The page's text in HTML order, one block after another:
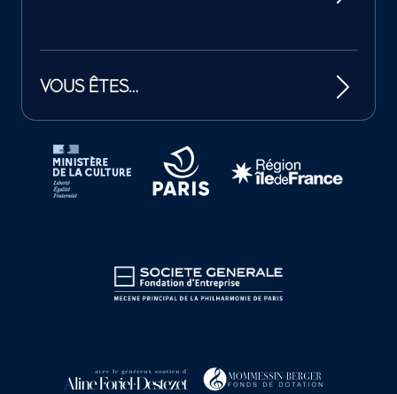
VOUS ÊTES…
Tutelles et mécènes de la Philharmonie de Paris